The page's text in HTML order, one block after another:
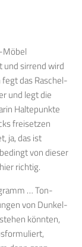
Möbel
und sirrend wird
das Raschel-
und legt die
Haltepunkte
freisetzen
ja, das ist
von dieser
richtig.
… Ton-
von Dunkel-
könnten,